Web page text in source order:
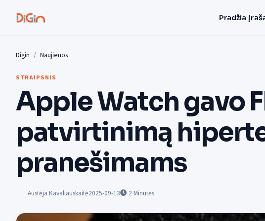
Pradžia
Digin Naujienos
STRAIPSNIS
Apple Watch gavo
patvirtinimą
pranešimams
Austėja Kavaliauskaitė2025-09-13 2Minutės